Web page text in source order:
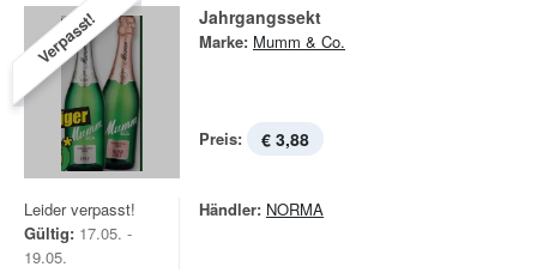
Verpasst! Jahrgangssekt
Marke: Mumm & Co.
Preis: € 3,88
Leider verpasst!
Gültig: 17.05. -
19.05.
Händler: NORMA